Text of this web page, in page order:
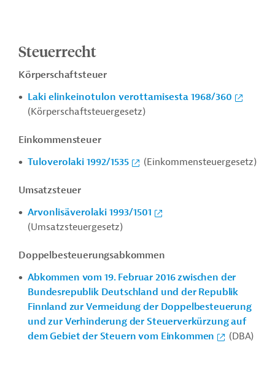
Steuerrecht
Körperschaftsteuer
Laki elinkeinotulon verottamisesta 1968/360
(Körperschaftsteuergesetz)
Einkommensteuer
Tuloverolaki 1992/1535
(Einkommensteuergesetz)
Umsatzsteuer
Arvonlisäverolaki 1993/1501
(Umsatzsteuergesetz)
Doppelbesteuerungsabkommen
Abkommen vom 19. Februar 2016 zwischen der
Bundesrepublik Deutschland und der Republik
Finnland zur Vermeidung der Doppelbesteuerung
und zur Verhinderung der Steuerverkürzung auf
dem Gebiet der Steuern vom Einkommen
(DBA)